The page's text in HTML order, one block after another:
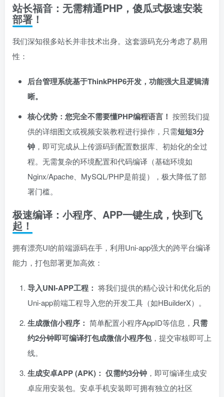
站长福音：无需精通PHP，傻瓜式极速安装
部署！
我们深知很多站长并非技术出身。这套源码充分考虑了易用
性：
后台管理系统基于ThinkPHP6开发，功能强大且逻辑清
晰。​
核心优势：您完全不需要懂PHP编程语言！​ 按照我们提
供的详细图文或视频安装教程进行操作，只需短短3分
钟 ，即可完成从上传源码到配置数据库、初始化的全过
程。无需复杂的环境配置和代码编译（基础环境如
Nginx/Apache、MySQL/PHP是前提），极大降低了部
署门槛。
极速编译：小程序、APP一键生成，快到飞
起！
拥有漂亮UI的前端源码在手，利用Uni-app强大的跨平台编译
能力，打包部署更加高效：
导入UNI-APP工程：​ 将我们提供的精心设计和优化后的
Uni-app前端工程导入您的开发工具（如HBuilderX）。
生成微信小程序：​ 简单配置小程序AppID等信息，​ 只需
约2分钟即可编译打包成微信小程序包，提交审核即可上
线。
生成安卓APP (APK)：​ 仅需约3分钟 ，即可编译生成安
卓应用安装包。安卓手机安装即可拥有独立的社区